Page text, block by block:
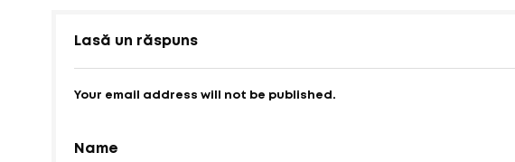
Lasă un răspuns
Your email address will not be published.
Name